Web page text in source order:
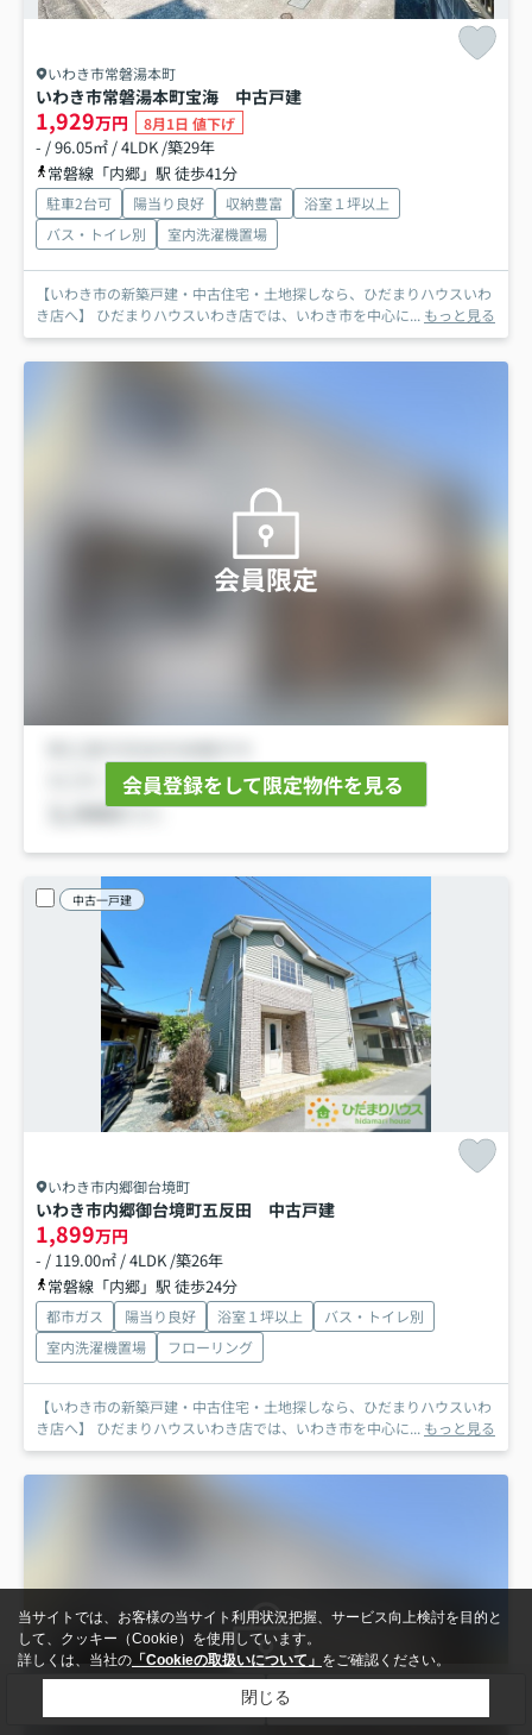
いわき市常磐湯本町
いわき市常磐湯本町宝海 中古戸建
1,929万円 8月1日 値下げ
- / 96.05㎡ / 4LDK /築29年
常磐線「内郷」駅 徒歩41分
駐車2台可 陽当り良好 収納豊富
浴室１坪以上
バス・トイレ別
室内洗濯機置場
【いわき市の新築戸建・中古住宅・土地探しなら、ひだまりハウスいわ
き店へ】 ひだまりハウスいわき店では、いわき市を中心に... もっと見る
会員限定
会員登録をして限定物件を見る
中古一戸建
いわき市内郷御台境町
いわき市内郷御台境町五反田 中古戸建
1,899万円
- / 119.00㎡ / 4LDK /築26年
常磐線「内郷」駅 徒歩24分
都市ガス 陽当り良好 浴室１坪以上
バス・トイレ別
室内洗濯機置場
フローリング
【いわき市の新築戸建・中古住宅・土地探しなら、ひだまりハウスいわ
き店へ】 ひだまりハウスいわき店では、いわき市を中心に... もっと見る
会員限定
当サイトでは、お客様の当サイト利用状況把握、サービス向上検討を目的と
して、クッキー（Cookie）を使用しています。
詳しくは、当社の 「Cookieの取扱いについて」 をご確認ください。
閉じる